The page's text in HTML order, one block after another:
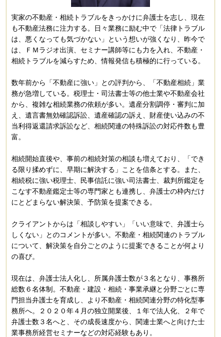
実家の不動産・相続トラブルをきっかけに弁護士を志し、現在
も不動産法務に注力する。日々業務に励む中で「法律トラブル
は、悪くなっても気づかない」という想いが強くなり、昨今で
は、ＦＭラジオ出演、セミナー講師等にも力を入れ、不動産・
相続トラブルを減らすため、情報発信も積極的に行っている。
数年前から「不動産に強い」との評判から、「不動産相続」業
務が急増している。税理士・司法書士等の他士業や不動産会社
から、複雑な相続業務の依頼が多い。遺産分割調停・審判に加
え、遺言書無効確認訴訟、遺産確認の訴え、財産使い込みの不
当利得返還請求訴訟など、相続関連の特殊訴訟の対応件数も豊
富。
相続開始直後や、事前の相続対策の相談も増えており、「でき
る限り揉めずに、早期に解決する」ことを信条とする。また、
相続税に強い税理士、民事信託に強い司法書士、裁判所鑑定を
こなす不動産鑑定士等の専門家とも連携し、弁護士の枠内だけ
にとどまらない解決策、予防策を提案できる。
クライアントからは「相談しやすい」「いい意味で、弁護士ら
しくない」とのコメントが多い。不動産・相続関連のトラブル
について、解決策を自分ごとのように提案できることが何より
の喜び。
現在は、弁護士法人化し、所属弁護士数が３名となり、事務所
総数６名体制。不動産・建設・相続・事業承継と分野ごとに専
門担当弁護士を育成し、より不動産・相続関連分野の特化型事
務所へ。２０２０年４月の独立開業後、１年で法人化、２年で
弁護士数３名へと、その成長速度から、関連士業へと向けた士
業事務所経営セミナーなどの対応経験もあり。